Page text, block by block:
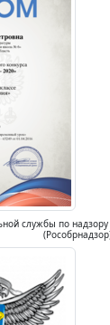
службы по